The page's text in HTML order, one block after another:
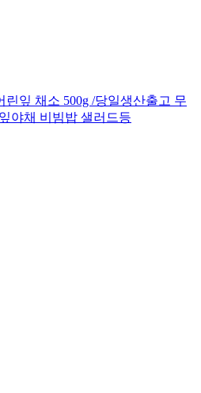
잎 채소 500g /당일생산출고 무
야채 비빔밥 샐러드등